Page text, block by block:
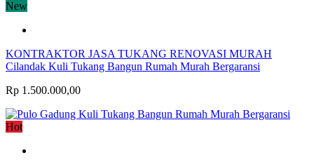
New
KONTRAKTOR JASA TUKANG RENOVASI MURAH
Cilandak Kuli Tukang Bangun Rumah Murah Bergaransi
Rp 1.500.000,00
Hot